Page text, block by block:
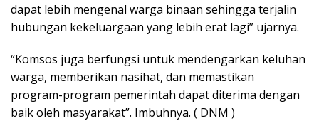
dapat lebih mengenal warga binaan sehingga terjalin
hubungan kekeluargaan yang lebih erat lagi” ujarnya.
“Komsos juga berfungsi untuk mendengarkan keluhan
warga, memberikan nasihat, dan memastikan
program-program pemerintah dapat diterima dengan
baik oleh masyarakat”. Imbuhnya. ( DNM )